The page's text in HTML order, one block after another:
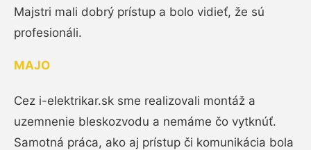
Majstri mali dobrý prístup a bolo vidieť, že sú
profesionáli.
MAJO
Cez i-elektrikar.sk sme realizovali montáž a
uzemnenie bleskozvodu a nemáme čo vytknúť.
Samotná práca, ako aj prístup či komunikácia bola